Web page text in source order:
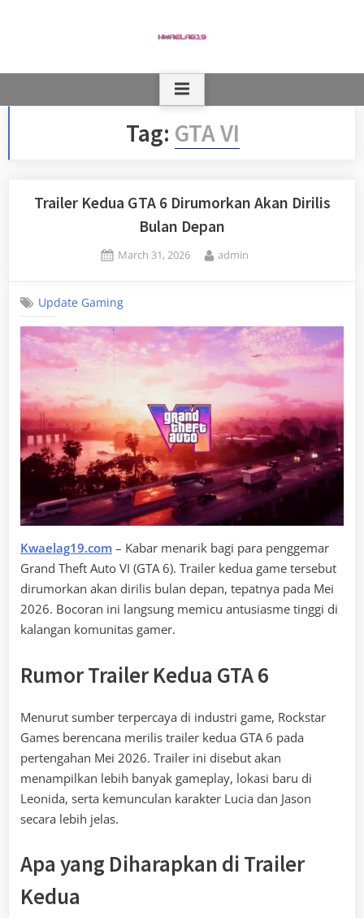
Tag: GTA VI
Trailer Kedua GTA 6 Dirumorkan Akan Dirilis
Bulan Depan
Posted
March 31, 2026 By
admin
Update Gaming
Kwaelag19.com – Kabar menarik bagi para penggemar
Grand Theft Auto VI (GTA 6). Trailer kedua game tersebut
dirumorkan akan dirilis bulan depan, tepatnya pada Mei
2026. Bocoran ini langsung memicu antusiasme tinggi di
kalangan komunitas gamer.
Rumor Trailer Kedua GTA 6
Menurut sumber terpercaya di industri game, Rockstar
Games berencana merilis trailer kedua GTA 6 pada
pertengahan Mei 2026. Trailer ini disebut akan
menampilkan lebih banyak gameplay, lokasi baru di
Leonida, serta kemunculan karakter Lucia dan Jason
secara lebih jelas.
Apa yang Diharapkan di Trailer
Kedua